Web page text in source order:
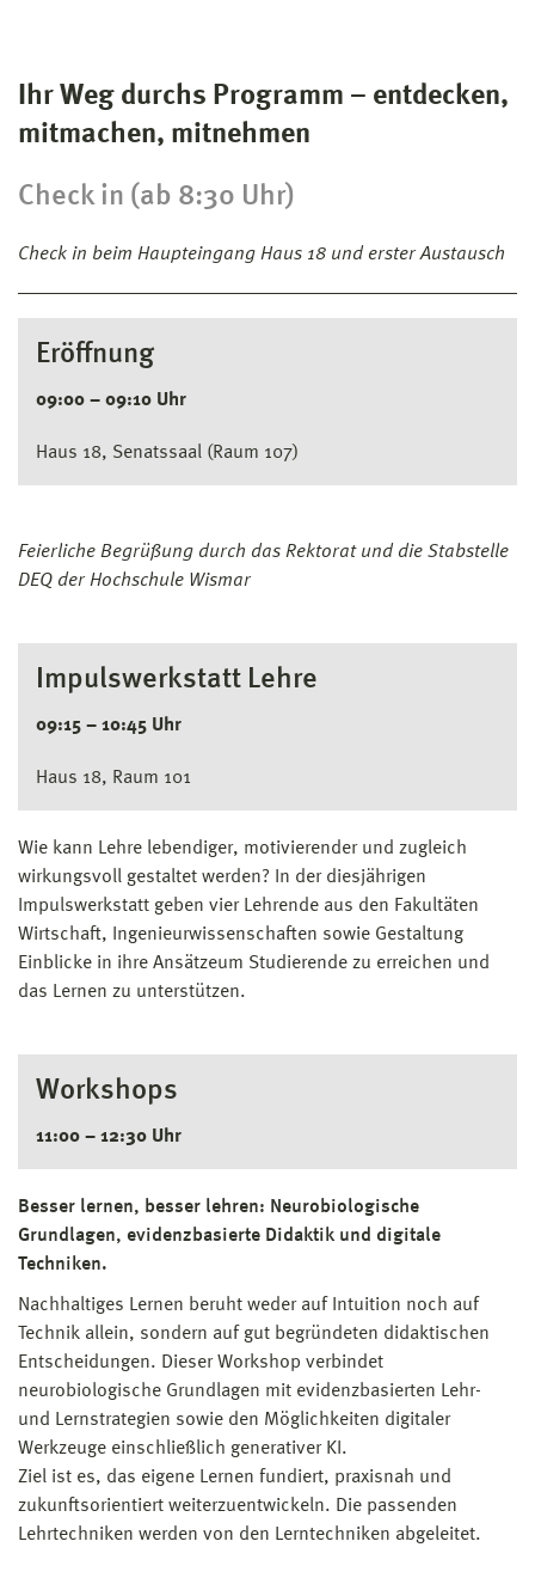
Ihr Weg durchs Programm – entdecken,
mitmachen, mitnehmen
Check in (ab 8:30 Uhr)
Check in beim Haupteingang Haus 18 und erster Austausch
Eröffnung
09:00 – 09:10 Uhr
Haus 18, Senatssaal (Raum 107)
Feierliche Begrüßung durch das Rektorat und die Stabstelle
DEQ der Hochschule Wismar
Impulswerkstatt Lehre
09:15 – 10:45 Uhr
Haus 18, Raum 101
Wie kann Lehre lebendiger, motivierender und zugleich
wirkungsvoll gestaltet werden? In der diesjährigen
Impulswerkstatt geben vier Lehrende aus den Fakultäten
Wirtschaft, Ingenieurwissenschaften sowie Gestaltung
Einblicke in ihre Ansätzeum Studierende zu erreichen und
das Lernen zu unterstützen.
Workshops
11:00 – 12:30 Uhr
Besser lernen, besser lehren: Neurobiologische
Grundlagen, evidenzbasierte Didaktik und digitale
Techniken.
Nachhaltiges Lernen beruht weder auf Intuition noch auf
Technik allein, sondern auf gut begründeten didaktischen
Entscheidungen. Dieser Workshop verbindet
neurobiologische Grundlagen mit evidenzbasierten Lehr-
und Lernstrategien sowie den Möglichkeiten digitaler
Werkzeuge einschließlich generativer KI.
Ziel ist es, das eigene Lernen fundiert, praxisnah und
zukunftsorientiert weiterzuentwickeln. Die passenden
Lehrtechniken werden von den Lerntechniken abgeleitet.